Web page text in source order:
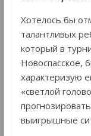
Хотелось бы
талантливых
который в
Новоспасское,
характеризую
«светлой
выигрышные